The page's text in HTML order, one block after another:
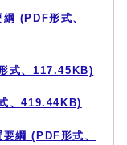
(PDF形式、
式、117.45KB)
、419.44KB)
綱 (PDF形式、